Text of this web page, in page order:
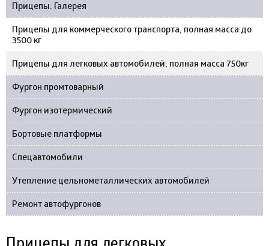
Прицепы. Галерея
Прицепы для коммерческого транспорта, полная масса до
3500 кг
Прицепы для легковых автомобилей, полная масса 750кг
Фургон промтоварный
Фургон изотермический
Бортовые платформы
Спецавтомобили
Утепление цельнометаллических автомобилей
Ремонт автофургонов